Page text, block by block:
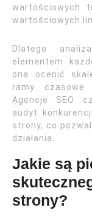
wartościowych
wartościowych
Dlatego
elementem
ona ocenić
ramy czasowe
Agencje SEO
audyt
strony, co
działania.
Jakie są
strony?